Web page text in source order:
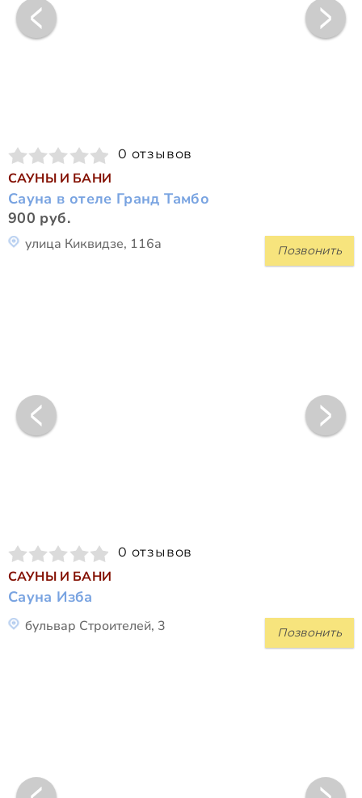
0 отзывов
САУНЫ И БАНИ
Сауна в отеле Гранд Тамбо
900 руб.
Позвонить
улица Киквидзе, 116а
0 отзывов
САУНЫ И БАНИ
Сауна Изба
Позвонить
бульвар Строителей, 3